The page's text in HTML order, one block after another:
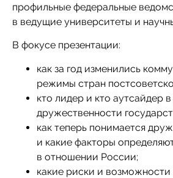
профильные федеральные
в ведущие университеты и
В фокусе презентации:
как за год изменились
режимы стран
кто лидер и кто аутсайдер
дружественности
как теперь понимается
и какие факторы
в отношении России;
какие риски и возможности